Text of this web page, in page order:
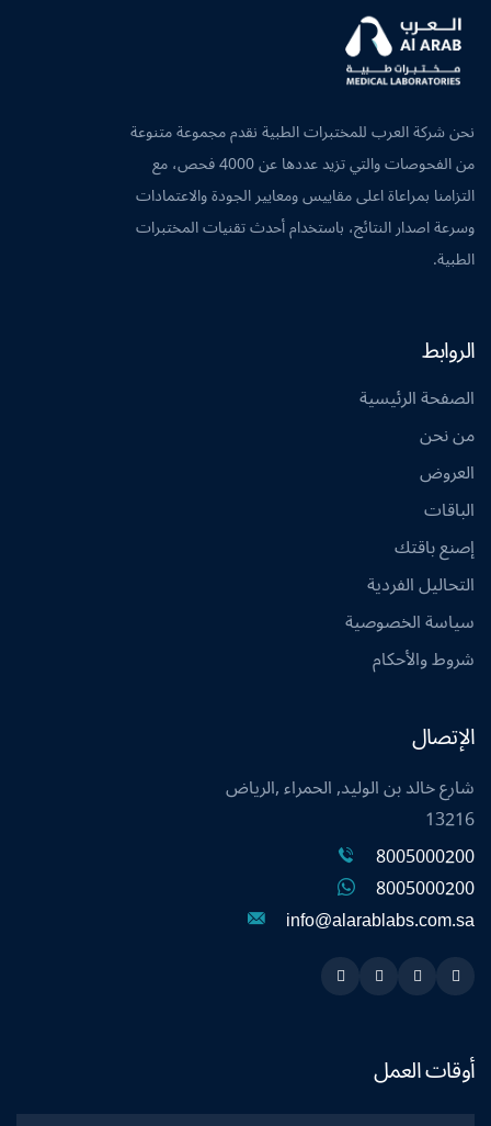
نحن شركة العرب للمختبرات الطبية نقدم مجموعة متنوعة
من الفحوصات والتي تزيد عددها عن 4000 فحص، مع
التزامنا بمراعاة اعلى مقاييس ومعايير الجودة والاعتمادات
وسرعة اصدار النتائج، باستخدام أحدث تقنيات المختبرات
الطبية.
الروابط
الصفحة الرئيسية
من نحن
العروض
الباقات
إصنع باقتك
التحاليل الفردية
سياسة الخصوصية
شروط والأحكام
الإتصال
شارع خالد بن الوليد, الحمراء ,الرياض
13216
8005000200
8005000200
info@alarablabs.com.sa
Snapchat
Twitter
Linkedin
Instagram
أوقات العمل